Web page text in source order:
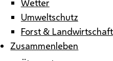
Umweltschutz
Forst & Landwirtschaft
Zusammenleben